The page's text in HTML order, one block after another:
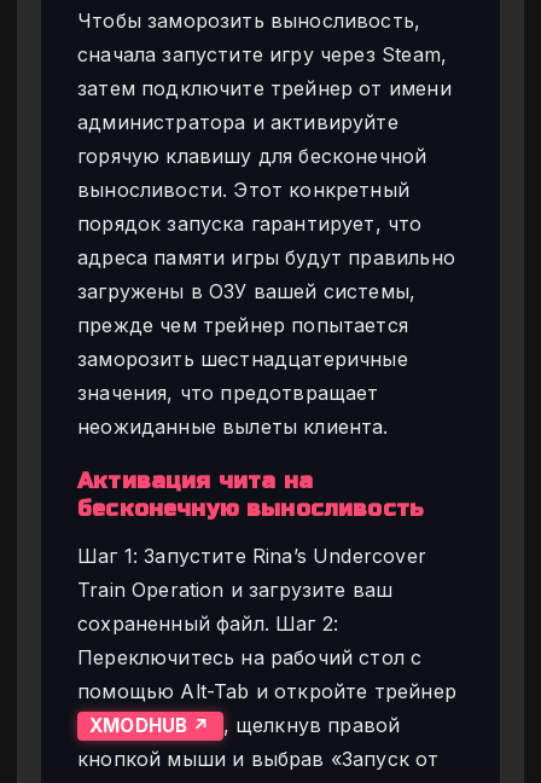
Чтобы заморозить выносливость,
сначала запустите игру через Steam,
затем подключите трейнер от имени
администратора и активируйте
горячую клавишу для бесконечной
выносливости. Этот конкретный
порядок запуска гарантирует, что
адреса памяти игры будут правильно
загружены в ОЗУ вашей системы,
прежде чем трейнер попытается
заморозить шестнадцатеричные
значения, что предотвращает
неожиданные вылеты клиента.
Активация чита на
бесконечную выносливость
Шаг 1: Запустите Rina’s Undercover
Train Operation и загрузите ваш
сохраненный файл. Шаг 2:
Переключитесь на рабочий стол с
помощью Alt-Tab и откройте трейнер
XMODHUB ↗
, щелкнув правой
кнопкой мыши и выбрав «Запуск от